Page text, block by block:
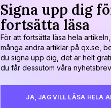
Signa upp dig
fortsätta läsa
För att fortsätta läsa hela
många andra artiklar på qx.se,
du signa upp dig, det är helt
du får dessutom våra
JA, JAG VILL LÄSA HELA